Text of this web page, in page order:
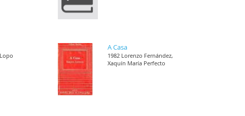
A Casa
1982 Lorenzo Fernández,
Xaquín María Perfecto